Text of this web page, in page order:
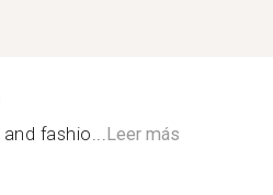
fashio...Leer más